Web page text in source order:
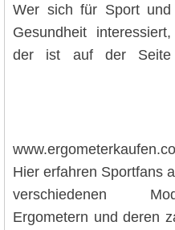
Wer sich für Sport und
Gesundheit interessiert,
der ist auf der Seite
Hier erfahren Sportfans
verschiedenen
Ergometern und deren